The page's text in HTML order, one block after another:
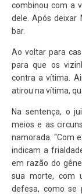
combinou com a
dele. Após deixar
bar.
Ao voltar para
para que os
contra a vítima.
atirou na vítima,
Na sentença, o
meios e as
namorada. “Com
indicam a
em razão do
sua morte, com
defesa, como se